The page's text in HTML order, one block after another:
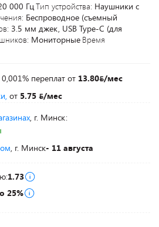
000 ГцТип устройства: Наушники с
Беспроводное (съемный
3.5 мм джек, USB Type-C (для
Мониторные Время
0,001% переплат от 13.80 /мес
от 5.75
/мес
, г. Минск:
, г. Минск- 11 августа
1.73
25%